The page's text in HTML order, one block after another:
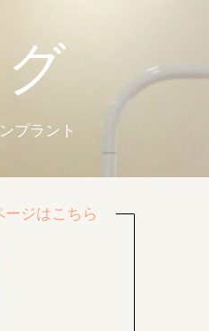
プラント
ジはこちら